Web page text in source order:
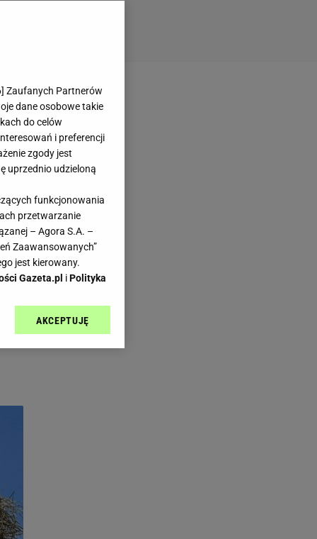
] Zaufanych Partnerów
dane osobowe takie
do celów
i preferencji
zgody jest
uprzednio udzieloną
funkcjonowania
przetwarzanie
– Agora S.A. –
Zaawansowanych”
jest kierowany.
Gazeta.pl iPolityka
sp. z o.o., jej
AKCEPTUJĘ